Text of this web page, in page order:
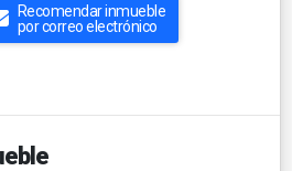
Recomendar inmueble
por correo electrónico